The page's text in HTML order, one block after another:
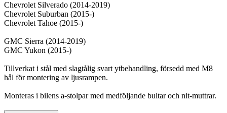
Chevrolet Silverado (2014-2019)
Chevrolet Suburban (2015-)
Chevrolet Tahoe (2015-)
GMC Sierra (2014-2019)
GMC Yukon (2015-)
Tillverkat i stål med slagtålig svart ytbehandling, försedd med M8
hål för montering av ljusrampen.
Monteras i bilens a-stolpar med medföljande bultar och nit-muttrar.